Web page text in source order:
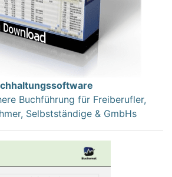
Buchführung für Freiberufler,
Selbstständige & GmbHs